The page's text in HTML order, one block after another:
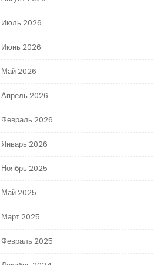
Июль 2026
Июнь 2026
Май 2026
Апрель 2026
Февраль 2026
Январь 2026
Ноябрь 2025
Май 2025
Март 2025
Февраль 2025